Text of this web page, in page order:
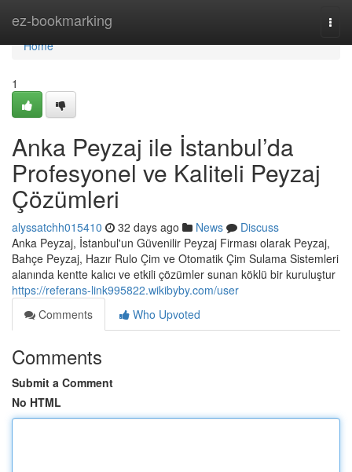
ez-bookmarking
Home
Home
1
Anka Peyzaj ile İstanbul’da
Profesyonel ve Kaliteli Peyzaj
Çözümleri
alyssatchh015410 32 days ago News
Discuss
Anka Peyzaj, İstanbul'un Güvenilir Peyzaj Firması olarak Peyzaj,
Bahçe Peyzaj, Hazır Rulo Çim ve Otomatik Çim Sulama Sistemleri
alanında kentte kalıcı ve etkili çözümler sunan köklü bir kuruluştur
https://referans-link995822.wikibyby.com/user
Comments
Who Upvoted
Comments
Submit a Comment
No HTML